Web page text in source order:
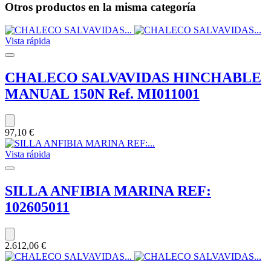
Otros productos en la misma categoría
Vista rápida
CHALECO SALVAVIDAS HINCHABLE
MANUAL 150N Ref. MI011001
97,10 €
Vista rápida
SILLA ANFIBIA MARINA REF:
102605011
2.612,06 €